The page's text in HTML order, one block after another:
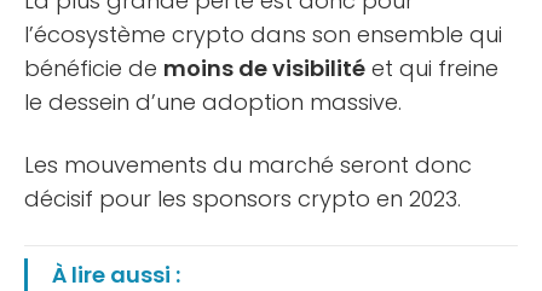
l’écosystème crypto dans son ensemble qui
bénéficie de moins de visibilité et qui freine
le dessein d’une adoption massive.
Les mouvements du marché seront donc
décisif pour les sponsors crypto en 2023.
À lire aussi :